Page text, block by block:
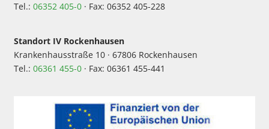
Tel.: 06352 405-0 · Fax: 06352 405-228
Standort IV Rockenhausen
Krankenhausstraße 10 · 67806 Rockenhausen
Tel.: 06361 455-0 · Fax: 06361 455-441